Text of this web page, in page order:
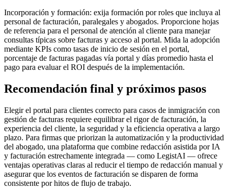
Incorporación y formación: exija formación por roles que incluya al
personal de facturación, paralegales y abogados. Proporcione hojas
de referencia para el personal de atención al cliente para manejar
consultas típicas sobre facturas y acceso al portal. Mida la adopción
mediante KPIs como tasas de inicio de sesión en el portal,
porcentaje de facturas pagadas vía portal y días promedio hasta el
pago para evaluar el ROI después de la implementación.
Recomendación final y próximos pasos
Elegir el portal para clientes correcto para casos de inmigración con
gestión de facturas requiere equilibrar el rigor de facturación, la
experiencia del cliente, la seguridad y la eficiencia operativa a largo
plazo. Para firmas que priorizan la automatización y la productividad
del abogado, una plataforma que combine redacción asistida por IA
y facturación estrechamente integrada — como LegistAI — ofrece
ventajas operativas claras al reducir el tiempo de redacción manual y
asegurar que los eventos de facturación se disparen de forma
consistente por hitos de flujo de trabajo.